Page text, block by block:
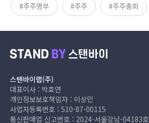
주주명부 주주 주주총회
스탠바이랩(주)
대표이사 : 박효연
개인정보보호책임자 : 이상민
사업자등록번호 : 510-87-00115
통신판매업 신고번호 : 2024-서울강남-04183호